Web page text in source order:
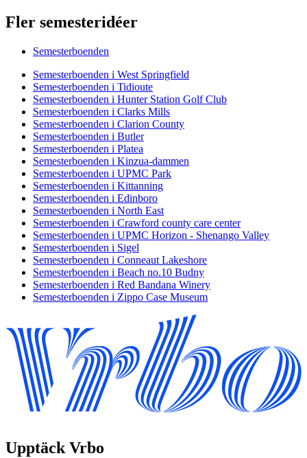
Fler semesteridéer
Semesterboenden
Semesterboenden i West Springfield
Semesterboenden i Tidioute
Semesterboenden i Hunter Station Golf Club
Semesterboenden i Clarks Mills
Semesterboenden i Clarion County
Semesterboenden i Butler
Semesterboenden i Platea
Semesterboenden i Kinzua-dammen
Semesterboenden i UPMC Park
Semesterboenden i Kittanning
Semesterboenden i Edinboro
Semesterboenden i North East
Semesterboenden i Crawford county care center
Semesterboenden i UPMC Horizon - Shenango Valley
Semesterboenden i Sigel
Semesterboenden i Conneaut Lakeshore
Semesterboenden i Beach no.10 Budny
Semesterboenden i Red Bandana Winery
Semesterboenden i Zippo Case Museum
Upptäck Vrbo